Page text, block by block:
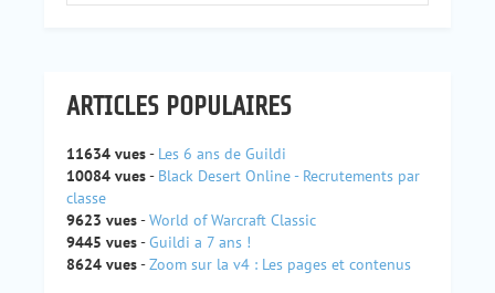
ARTICLES POPULAIRES
11634 vues- Les 6 ans de Guildi
10084 vues- Black Desert Online - Recrutements par
classe
9623 vues-World of Warcraft Classic
9445 vues-Guildi a 7 ans !
8624 vues-Zoom sur la v4 : Les pages et contenus